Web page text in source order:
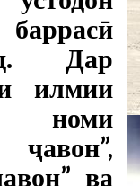
Дар
илмии
номи
ва